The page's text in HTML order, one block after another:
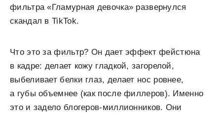
фильтра «Гламурная девочка» развернулся
скандал в TikTok.
Что это за фильтр? Он дает эффект фейстюна
в кадре: делает кожу гладкой, загорелой,
выбеливает белки глаз, делает нос ровнее,
а губы объемнее (как после филлеров). Именно
это и задело блогеров-миллионников. Они